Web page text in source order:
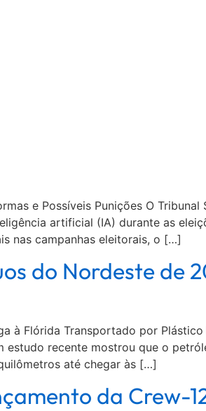
e Possíveis Punições O
artificial (IA) durante as
nas campanhas eleitorais, o […]
do Nordeste de
à Flórida Transportado por
recente mostrou que o
até chegar às […]
da Crew-